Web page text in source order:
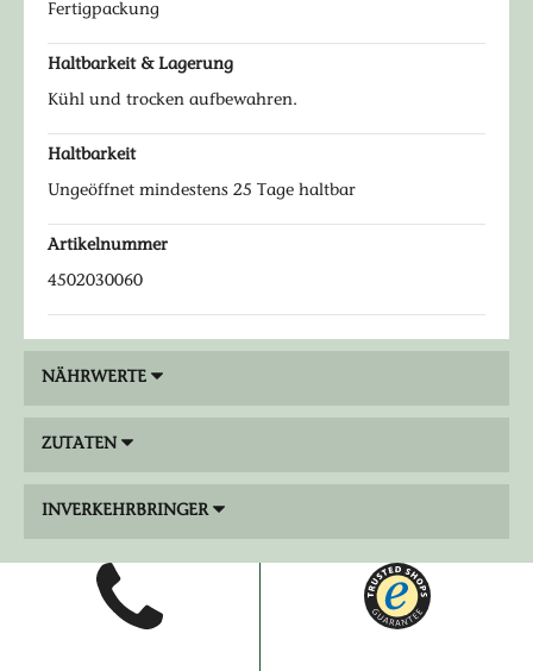
Fertigpackung
Haltbarkeit & Lagerung
Kühl und trocken aufbewahren.
Haltbarkeit
Ungeöffnet mindestens 25 Tage haltbar
Artikelnummer
4502030060
NÄHRWERTE
ZUTATEN
INVERKEHRBRINGER